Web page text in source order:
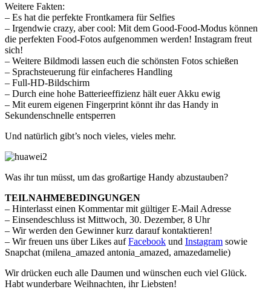
Weitere Fakten:
– Es hat die perfekte Frontkamera für Selfies
– Irgendwie crazy, aber cool: Mit dem Good-Food-Modus können
die perfekten Food-Fotos aufgenommen werden! Instagram freut
sich!
– Weitere Bildmodi lassen euch die schönsten Fotos schießen
– Sprachsteuerung für einfacheres Handling
– Full-HD-Bildschirm
– Durch eine hohe Batterieeffizienz hält euer Akku ewig
– Mit eurem eigenen Fingerprint könnt ihr das Handy in
Sekundenschnelle entsperren
Und natürlich gibt’s noch vieles, vieles mehr.
Was ihr tun müsst, um das großartige Handy abzustauben?
TEILNAHMEBEDINGUNGEN
– Hinterlasst einen Kommentar mit gültiger E-Mail Adresse
– Einsendeschluss ist Mittwoch, 30. Dezember, 8 Uhr
– Wir werden den Gewinner kurz darauf kontaktieren!
– Wir freuen uns über Likes aufFacebook und Instagram sowie
Snapchat (milena_amazed antonia_amazed, amazedamelie)
Wir drücken euch alle Daumen und wünschen euch viel Glück.
Habt wunderbare Weihnachten, ihr Liebsten!